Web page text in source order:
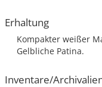
Erhaltung
Kompakter weißer
Gelbliche Patina.
Inventare/